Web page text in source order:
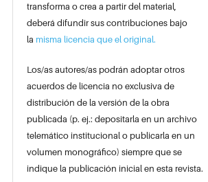
transforma o crea a partir del material,
deberá difundir sus contribuciones bajo
la misma licencia que el original.
Los/as autores/as podrán adoptar otros
acuerdos de licencia no exclusiva de
distribución de la versión de la obra
publicada (p. ej.: depositarla en un archivo
telemático institucional o publicarla en un
volumen monográfico) siempre que se
indique la publicación inicial en esta revista.